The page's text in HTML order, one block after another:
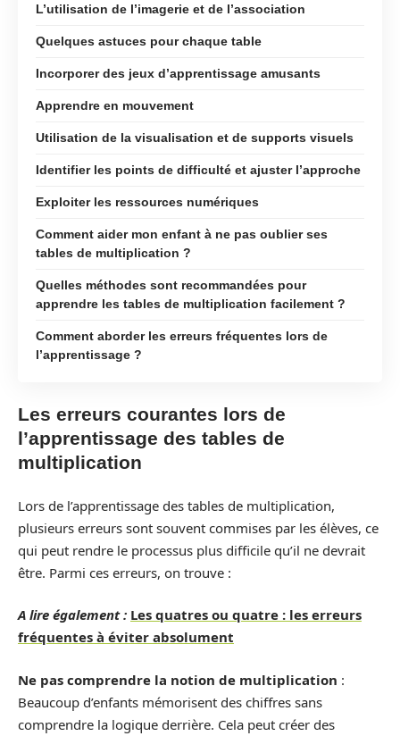
L’utilisation de l’imagerie et de l’association
Quelques astuces pour chaque table
Incorporer des jeux d’apprentissage amusants
Apprendre en mouvement
Utilisation de la visualisation et de supports visuels
Identifier les points de difficulté et ajuster l’approche
Exploiter les ressources numériques
Comment aider mon enfant à ne pas oublier ses
tables de multiplication ?
Quelles méthodes sont recommandées pour
apprendre les tables de multiplication facilement ?
Comment aborder les erreurs fréquentes lors de
l’apprentissage ?
Les erreurs courantes lors de
l’apprentissage des tables de
multiplication
Lors de l’apprentissage des tables de multiplication,
plusieurs erreurs sont souvent commises par les élèves, ce
qui peut rendre le processus plus difficile qu’il ne devrait
être. Parmi ces erreurs, on trouve :
A lire également : Les quatres ou quatre : les erreurs
fréquentes à éviter absolument
Ne pas comprendre la notion de multiplication :
Beaucoup d’enfants mémorisent des chiffres sans
comprendre la logique derrière. Cela peut créer des